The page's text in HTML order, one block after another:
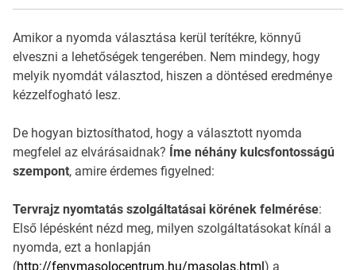
Amikor a nyomda választása kerül terítékre, könnyű
elveszni a lehetőségek tengerében. Nem mindegy, hogy
melyik nyomdát választod, hiszen a döntésed eredménye
kézzelfogható lesz.
De hogyan biztosíthatod, hogy a választott nyomda
megfelel az elvárásaidnak? Íme néhány kulcsfontosságú
szempont, amire érdemes figyelned:
Tervrajz nyomtatás szolgáltatásai körének felmérése:
Első lépésként nézd meg, milyen szolgáltatásokat kínál a
nyomda, ezt a honlapján
(http://fenymasolocentrum.hu/masolas.html ) a